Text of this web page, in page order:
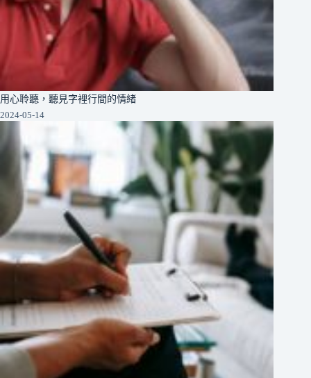
用心聆聽，聽見字裡行間的情緒
2024-05-14